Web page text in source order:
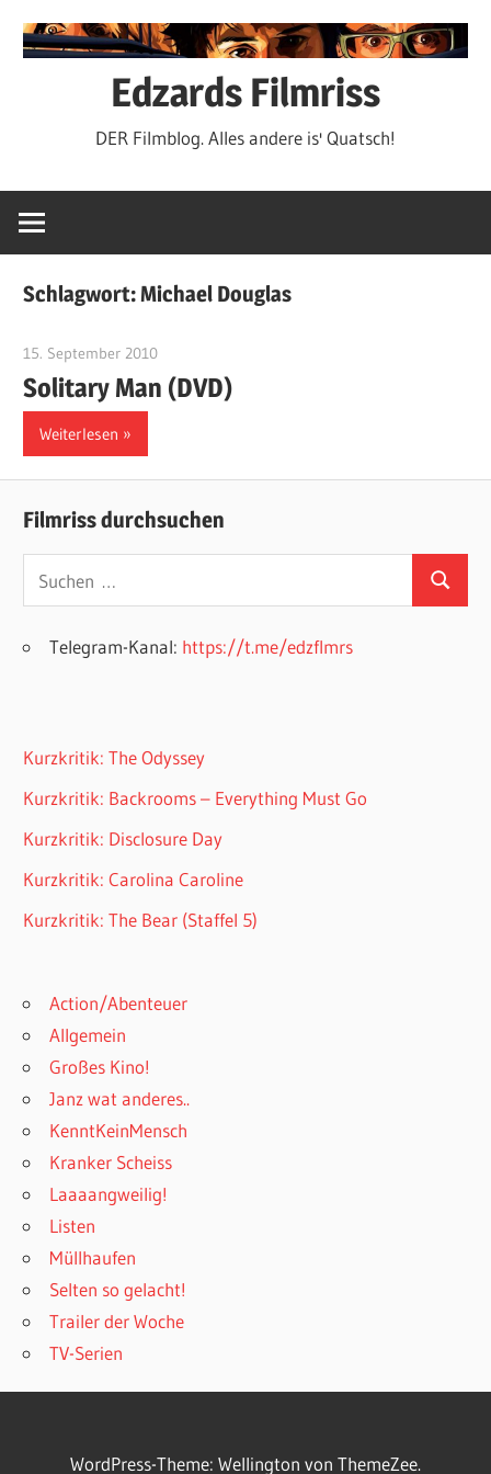
Inhalt
Edzards Filmriss
DER Filmblog. Alles andere is' Quatsch!
Schlagwort:Michael Douglas
15. September 2010
Solitary Man (DVD)
Weiterlesen
Filmriss durchsuchen
nach:
Suchen
Telegram-Kanal: https://t.me/edzflmrs
Kurzkritik: The Odyssey
Kurzkritik: Backrooms – Everything Must Go
Kurzkritik: Disclosure Day
Kurzkritik: Carolina Caroline
Kurzkritik: The Bear (Staffel 5)
Action/Abenteuer
Allgemein
Großes Kino!
Janz wat anderes..
KenntKeinMensch
Kranker Scheiss
Laaaangweilig!
Listen
Müllhaufen
Selten so gelacht!
Trailer der Woche
TV-Serien
WordPress-Theme: Wellington von ThemeZee.